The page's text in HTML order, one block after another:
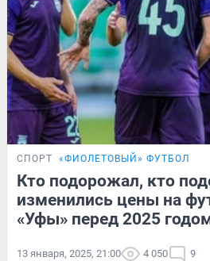
СПОРТ «ФИОЛЕТОВЫЙ» ФУТБОЛ
Кто подорожал, кто
изменились цены на
«Уфы» перед 2025
13 января, 2025, 21:00 4 050 9